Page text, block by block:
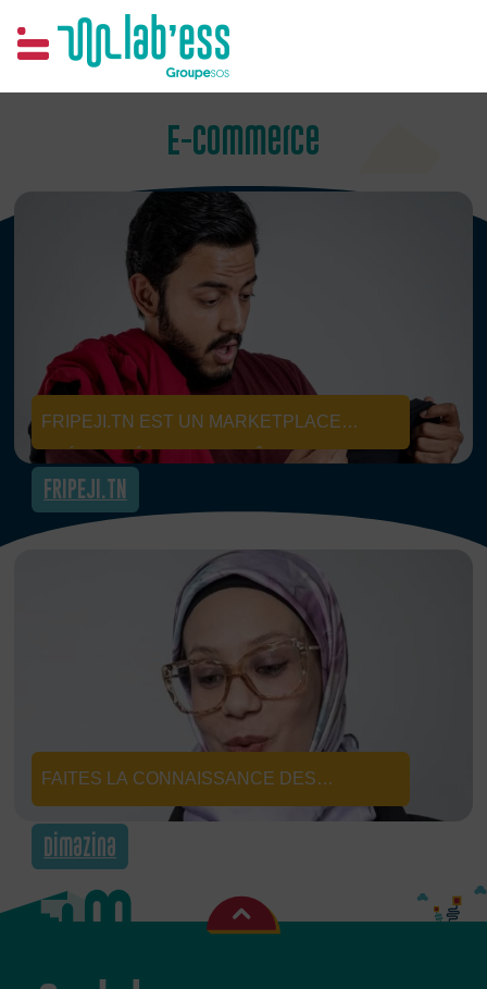
Samim
E-Commerce
FRIPEJI.TN EST UN MARKETPLACE
SPÉCIALISÉ DANS LES VÊTEMENTS
D’OCCASION, DONNANT L’OPPORTUNITÉ
AUX PARTICULIERS D’EXPOSER ET DE
VENDRE LEURS VÊTEMENTS
D’OCCASION EN LIGNE, ET AUX
PROFESSIONNELS DE LA FRIPE DE
DIGITALISER LEUR BOUTIQUE.
FRIPEJI.TN
FAITES LA CONNAISSANCE DES
ACTEUR.TRICE.S DU CHANGEMENT, QUI
CONSTRUISENT DES SOLUTIONS POUR
Dimazina